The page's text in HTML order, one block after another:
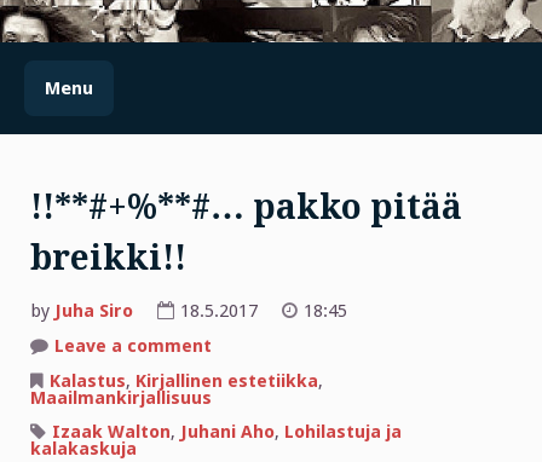
Menu
!!**#+%**#… pakko pitää
breikki!!
by Juha Siro 18.5.2017
18:45
Leave a comment
pakko
Kalastus, Kirjallinen estetiikka,
Maailmankirjallisuus
Izaak Walton, Juhani Aho, Lohilastuja ja
kalakaskuja